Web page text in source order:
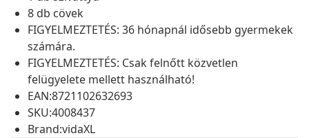
8 db cövek
FIGYELMEZTETÉS: 36 hónapnál idősebb gyermekek
számára.
FIGYELMEZTETÉS: Csak felnőtt közvetlen
felügyelete mellett használható!
EAN:8721102632693
SKU:4008437
Brand:vidaXL